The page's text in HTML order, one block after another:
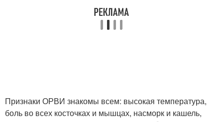
Признаки ОРВИ знакомы всем: высокая температура,
боль во всех косточках и мышцах, насморк и кашель,